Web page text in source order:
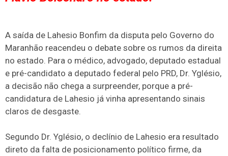
A saída de Lahesio Bonfim da disputa pelo Governo do
Maranhão reacendeu o debate sobre os rumos da direita
no estado. Para o médico, advogado, deputado estadual
e pré-candidato a deputado federal pelo PRD, Dr. Yglésio,
a decisão não chega a surpreender, porque a pré-
candidatura de Lahesio já vinha apresentando sinais
claros de desgaste.
Segundo Dr. Yglésio, o declínio de Lahesio era resultado
direto da falta de posicionamento político firme, da